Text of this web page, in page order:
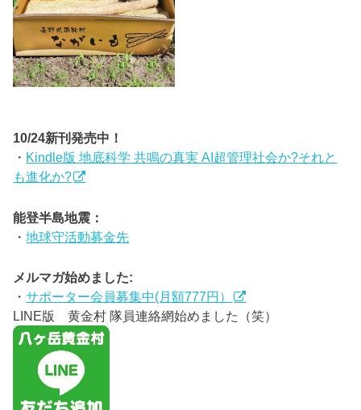
10/24新刊発売中！
・ Kindle版 地底科学 共鳴の真実 AI超管理社会か?それと
も進化か?
能登半島地震：
・地球守活動募金先
メルマガ始めました:
・サポーター会員募集中(月額777円）
LINE版 黄金村 隊員連絡網始めました（笑）